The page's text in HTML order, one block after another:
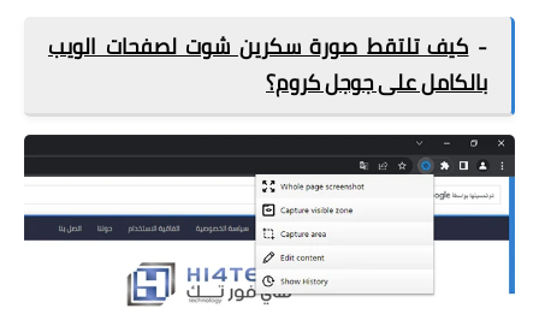
-كيف تلتقط صورة سكرين شوت لصفحات الويب
بالكامل على جوجل كروم؟